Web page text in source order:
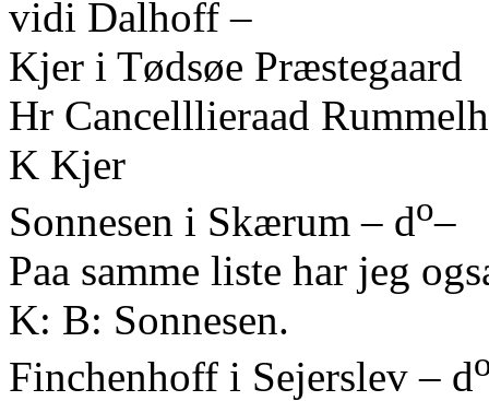
vidi Dalhoff –
Kjer i Tødsøe Præstegaard
Hr Cancelllieraad
K Kjer
Sonnesen i Skærum – do–
Paa samme liste har jeg
K: B: Sonnesen.
Finchenhoff i Sejerslev – d